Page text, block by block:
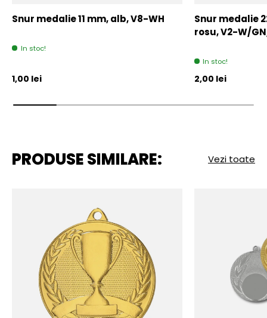
Snur medalie 11 mm, alb, V8-WH
In stoc!
Pret initial
1,00 lei
Snur medalie
rosu, V2-W/
In stoc!
Pret initial
2,00 lei
PRODUSE SIMILARE: Vezi toate